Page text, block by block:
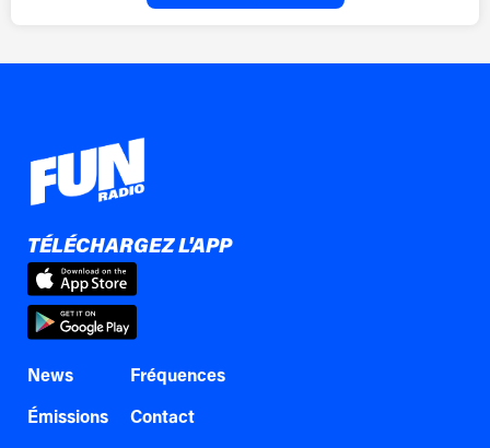
TÉLÉCHARGEZ L'APP
News
Émissions
Fréquences
Contact